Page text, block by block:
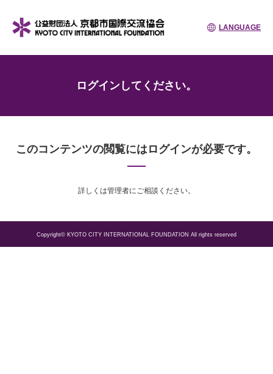
LANGUAGE
ログインしてください。
このコンテンツの閲覧にはログインが必要です。
詳しくは管理者にご相談ください。
Copyright© KYOTO CITY INTERNATIONAL FOUNDATION All rights reserved